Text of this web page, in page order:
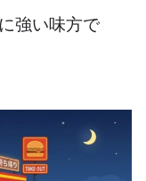
強い味方で